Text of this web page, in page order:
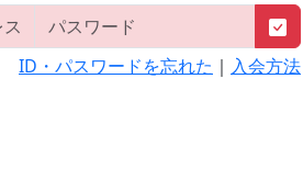
ID・パスワードを忘れた ｜ 入会方法